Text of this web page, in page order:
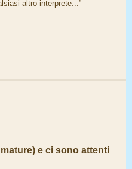
altro interprete...”
e ci sono attenti